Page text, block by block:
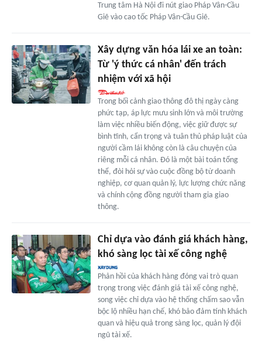
Trung tâm Hà Nội đi nút giao Pháp Vân-Cầu
Giẽ vào cao tốc Pháp Vân-Cầu Giẽ.
Xây dựng văn hóa lái xe an toàn:
Từ 'ý thức cá nhân' đến trách
nhiệm với xã hội
Trong bối cảnh giao thông đô thị ngày càng
phức tạp, áp lực mưu sinh lớn và môi trường
làm việc nhiều biến động, việc giữ được sự
bình tĩnh, cẩn trọng và tuân thủ pháp luật của
người cầm lái không còn là câu chuyện của
riêng mỗi cá nhân. Đó là một bài toán tổng
thể, đòi hỏi sự vào cuộc đồng bộ từ doanh
nghiệp, cơ quan quản lý, lực lượng chức năng
và chính cộng đồng người tham gia giao
thông.
Chỉ dựa vào đánh giá khách hàng,
khó sàng lọc tài xế công nghệ
Phản hồi của khách hàng đóng vai trò quan
trọng trong việc đánh giá tài xế công nghệ,
song việc chỉ dựa vào hệ thống chấm sao vẫn
bộc lộ nhiều hạn chế, khó bảo đảm tính khách
quan và hiệu quả trong sàng lọc, quản lý đội
ngũ tài xế.